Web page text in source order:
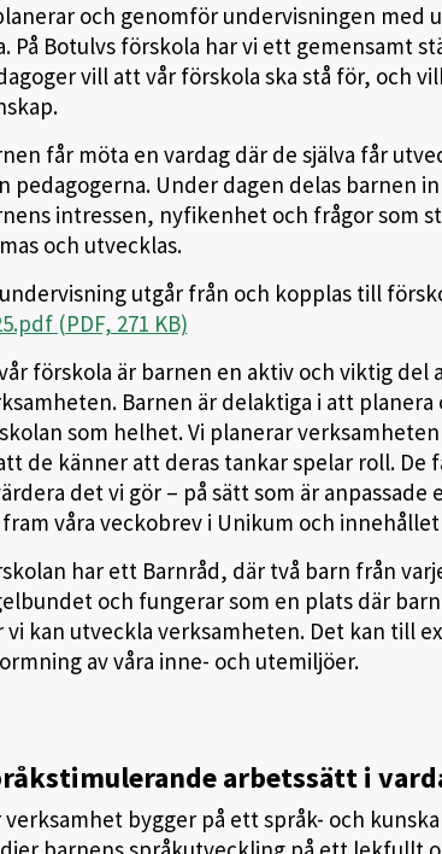
och genomför undervisningen med
På Botulvs förskola har vi ett gemensamt
vill att vår förskola ska stå för, och
får möta en vardag där de själva får
pedagogerna. Under dagen delas barnen
intressen, nyfikenhet och frågor som
och utvecklas.
utgår från och kopplas till
(PDF, 271 KB)
förskola är barnen en aktiv och viktig
Barnen är delaktiga i att
som helhet. Vi planerar
de känner att deras tankar spelar roll.
det vi gör – på sätt som är
våra veckobrev i Unikum och
har ett Barnråd, där två barn från
och fungerar som en plats där
vi kan utveckla verksamheten. Det kan till
av våra inne- och utemiljöer.
arbetssätt i
verksamhet bygger på ett språk- och